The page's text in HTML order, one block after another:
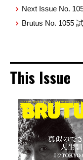
Next Issue No.
Brutus No. 1055
This Issue